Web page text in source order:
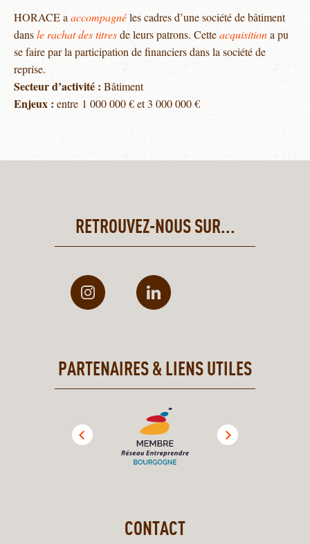
HORACE a accompagnéles cadres d’une société de bâtiment
dansle rachat des titresde leurs patrons. Cetteacquisitiona pu
se faire par la participation de financiers dans la société de
reprise.
Secteur d’activité : Bâtiment
Enjeux : entre 1 000 000 € et 3 000 000 €
RETROUVEZ-NOUS SUR...
PARTENAIRES & LIENS UTILES
CONTACT